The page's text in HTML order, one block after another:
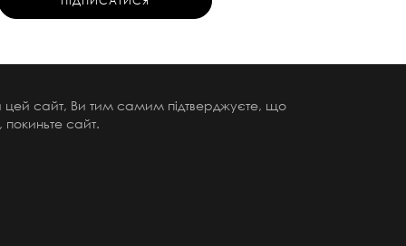
цей сайт, Ви тим самим підтверджуєте, що
сайт.